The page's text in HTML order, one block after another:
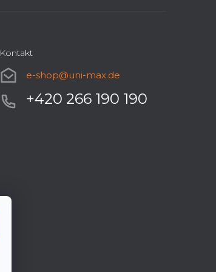
Kontakt
e-shop@uni-max.de
+420 266 190 190